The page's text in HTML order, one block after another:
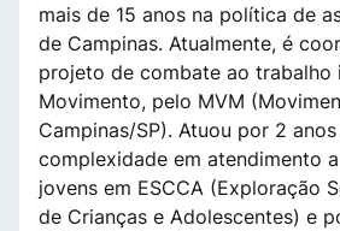
mais de 15 anos na política de
de Campinas. Atualmente, é
projeto de combate ao trabalho
Movimento, pelo MVM
Campinas/SP). Atuou por 2
complexidade em atendimento
jovens em ESCCA (Exploração
de Crianças e Adolescentes) e